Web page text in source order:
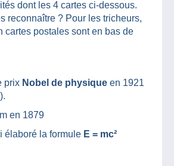
dont les 4 cartes ci-dessous.
reconnaître ? Pour les tricheurs,
cartes postales sont en bas de
prix Nobel de physique en 1921
en 1879
élaboré la formule E = mc²